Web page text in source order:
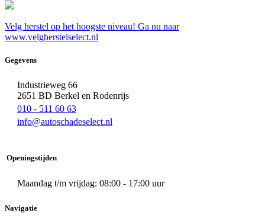
Velg herstel op het hoogste niveau! Ga nu naar
www.velgherstelselect.nl
Gegevens
Industrieweg 66
2651 BD Berkel en Rodenrijs
010 - 511 60 63
info@autoschadeselect.nl
Openingstijden
Maandag t/m vrijdag: 08:00 - 17:00 uur
Navigatie